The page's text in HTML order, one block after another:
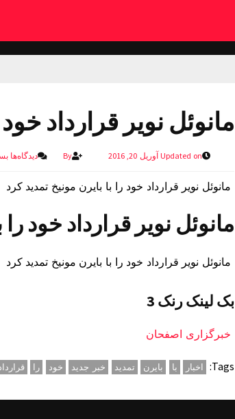
مانوئل نویر قرارداد
Updated on آوریل 20, 2016 By دیدگاه‌ها
مانوئل نویر قرارداد خود را با بایرن مونیخ تمدید کرد
مانوئل نویر قرارداد خود
مانوئل نویر قرارداد خود را با بایرن مونیخ تمدید کرد
بک لینک رنک 3
خبرگزاری اصفحان
Tags: اخبار با بایرن تمدید خبر جدید خود را